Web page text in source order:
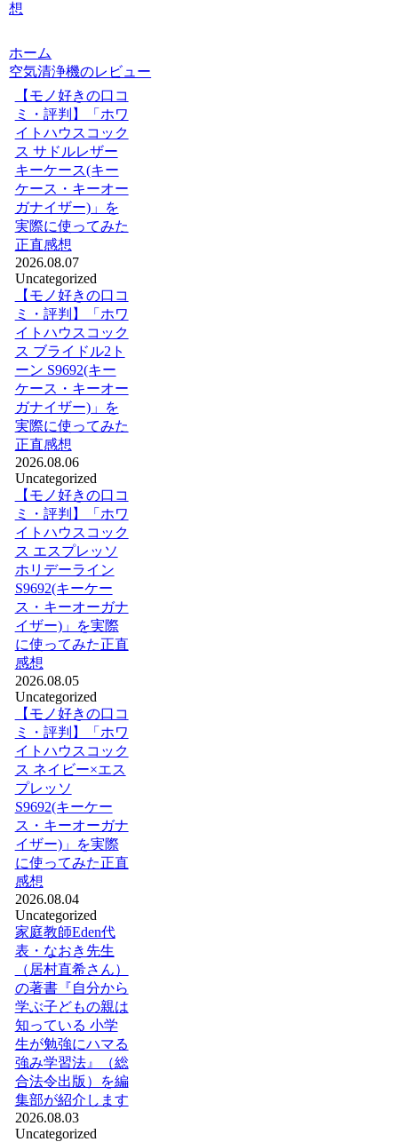
想
ホーム
空気清浄機のレビュー
【モノ好きの口コ
ミ・評判】「ホワ
イトハウスコック
ス サドルレザー
キーケース(キー
ケース・キーオー
ガナイザー)」を
実際に使ってみた
正直感想
2026.08.07
Uncategorized
【モノ好きの口コ
ミ・評判】「ホワ
イトハウスコック
ス ブライドル2ト
ーン S9692(キー
ケース・キーオー
ガナイザー)」を
実際に使ってみた
正直感想
2026.08.06
Uncategorized
【モノ好きの口コ
ミ・評判】「ホワ
イトハウスコック
ス エスプレッソ
ホリデーライン
S9692(キーケー
ス・キーオーガナ
イザー)」を実際
に使ってみた正直
感想
2026.08.05
Uncategorized
【モノ好きの口コ
ミ・評判】「ホワ
イトハウスコック
ス ネイビー×エス
プレッソ
S9692(キーケー
ス・キーオーガナ
イザー)」を実際
に使ってみた正直
感想
2026.08.04
Uncategorized
家庭教師Eden代
表・なおき先生
（居村直希さん）
の著書『自分から
学ぶ子どもの親は
知っている 小学
生が勉強にハマる
強み学習法』（総
合法令出版）を編
集部が紹介します
2026.08.03
Uncategorized